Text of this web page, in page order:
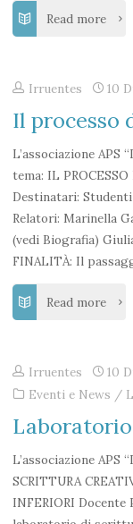
Read more
Irruentes 10
Il processo
L’associazione APS
tema: IL
Destinatari:
Relatori: Marinella
(vedi Biografia)
FINALITÀ: Il
Read more "Il
Irruentes
10
Eventi e News /
L’associazione APS
SCRITTURA
INFERIORI